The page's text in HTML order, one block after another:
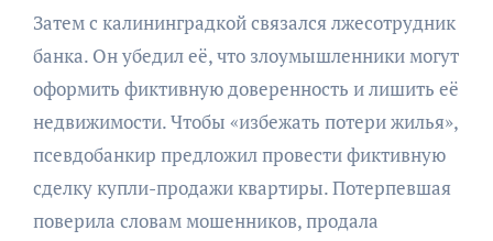
Затем с калининградкой связался лжесотрудник
банка. Он убедил её, что злоумышленники могут
оформить фиктивную доверенность и лишить её
недвижимости. Чтобы «избежать потери жилья»,
псевдобанкир предложил провести фиктивную
сделку купли-продажи квартиры. Потерпевшая
поверила словам мошенников, продала